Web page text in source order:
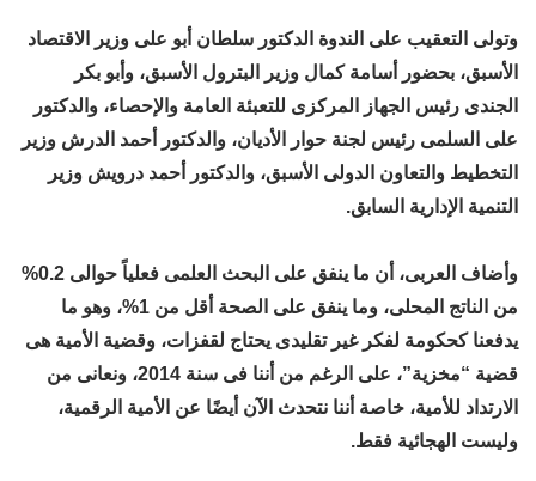
وتولى التعقيب على الندوة الدكتور سلطان أبو على وزير الاقتصاد
الأسبق، بحضور أسامة كمال وزير البترول الأسبق، وأبو بكر
الجندى رئيس الجهاز المركزى للتعبئة العامة والإحصاء، والدكتور
على السلمى رئيس لجنة حوار الأديان، والدكتور أحمد الدرش وزير
التخطيط والتعاون الدولى الأسبق، والدكتور أحمد درويش وزير
التنمية الإدارية السابق.
وأضاف العربى، أن ما ينفق على البحث العلمى فعلياً حوالى 0.2%
من الناتج المحلى، وما ينفق على الصحة أقل من 1%، وهو ما
يدفعنا كحكومة لفكر غير تقليدى يحتاج لقفزات، وقضية الأمية هى
قضية “مخزية”، على الرغم من أننا فى سنة 2014، ونعانى من
الارتداد للأمية، خاصة أننا نتحدث الآن أيضًا عن الأمية الرقمية،
وليست الهجائية فقط.